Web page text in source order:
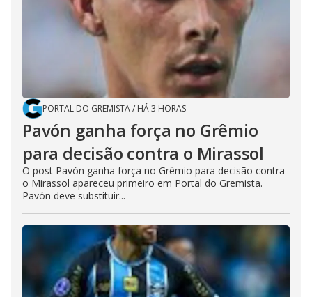
PORTAL DO GREMISTA/ HÁ 3 HORAS
Pavón ganha força no Grêmio
para decisão contra o Mirassol
O post Pavón ganha força no Grêmio para decisão contra
o Mirassol apareceu primeiro em Portal do Gremista.
Pavón deve substituir...